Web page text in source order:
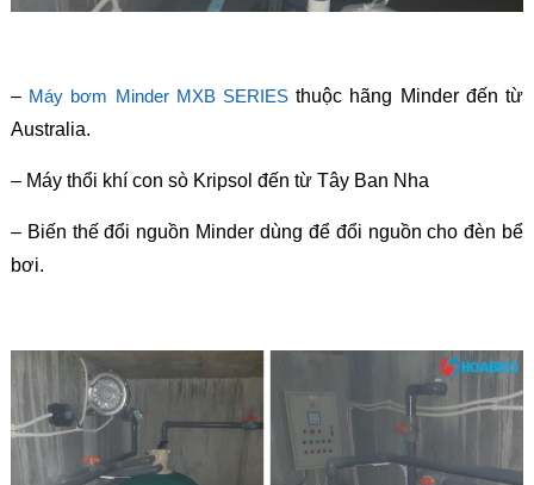
– Máy bơm Minder MXB SERIES thuộc hãng Minder đến từ
Australia.
– Máy thổi khí con sò Kripsol đến từ Tây Ban Nha
– Biến thế đổi nguồn Minder dùng để đổi nguồn cho đèn bể
bơi.